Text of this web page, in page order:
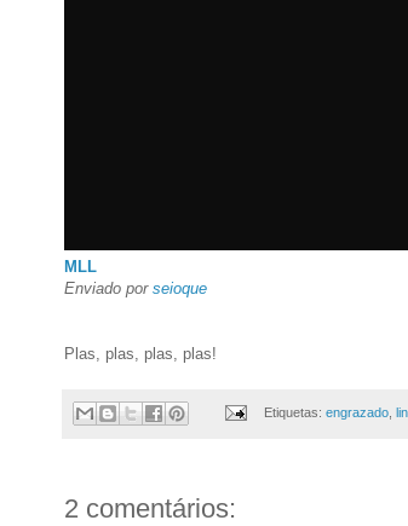
MLL
Enviado por seioque
Plas, plas, plas, plas!
Etiquetas: engrazado,
2 comentários: